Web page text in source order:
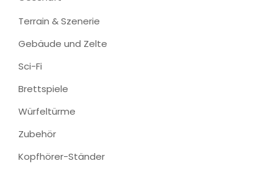
Terrain & Szenerie
Gebäude und Zelte
Sci-Fi
Brettspiele
Würfeltürme
Zubehör
Kopfhörer-Ständer